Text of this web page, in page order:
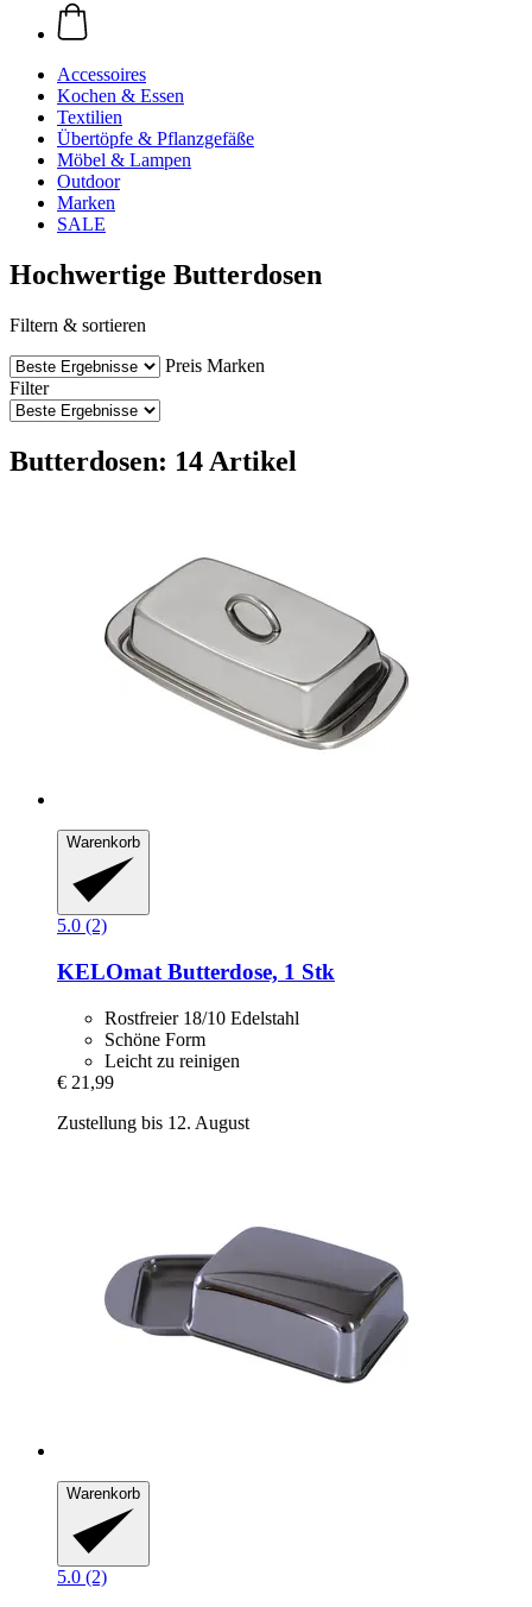
Accessoires
Kochen & Essen
Textilien
Übertöpfe & Pflanzgefäße
Möbel & Lampen
Outdoor
Marken
SALE
Hochwertige Butterdosen
Filtern & sortieren
Preis Marken
Filter
Butterdosen: 14 Artikel
Warenkorb
5.0 (2)
KELOmat Butterdose, 1 Stk
Rostfreier 18/10 Edelstahl
Schöne Form
Leicht zu reinigen
€ 21,99
Zustellung bis 12. August
Warenkorb
5.0 (2)